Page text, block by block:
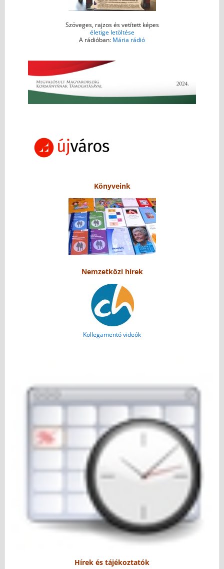
Szöveges, rajzos és vetített képes
életige letöltése
A rádióban: Mária rádió
Könyveink
Nemzetközi hírek
Kollegamentó videók
Hírek és tájékoztatók